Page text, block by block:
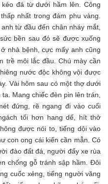
đá từ dưới hầm lên. Công
nhất trong đám phu vàng.
từ đầu đến chân nháy mắt,
bền sau đó sẽ được xuống
nhà bệnh, cực mấy anh cũng
trề môi lắc đầu. Chú mày cần
nước độc không vội được
Vài hôm sau có một thợ dưới
Mang chiếc đèn pin lên trán,
đứng, rẽ ngang đi vào cuối
tối hơn hang dế, hít thở
được nói to, tiếng dội vào
con ong cái kiến cần mẫn. Có
đào đất đá, người đẩy xe rùa
chống gỗ tránh sập hầm. Đôi
cuốc xẻng, tiếng người văng